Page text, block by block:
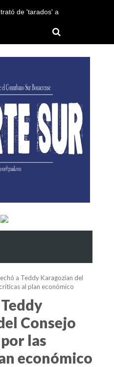
de 'tarados' a
a Teddy Karagozian del
al plan económico
Consejo
las
económico